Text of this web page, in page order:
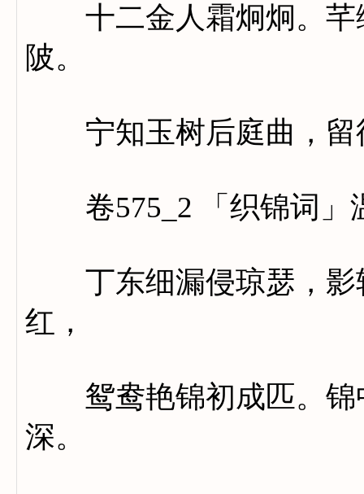
十二金人霜炯炯。芊
陂。
宁知玉树后庭曲，留
卷575_2 「织锦词」
丁东细漏侵琼瑟，影
红，
鸳鸯艳锦初成匹。锦
深。